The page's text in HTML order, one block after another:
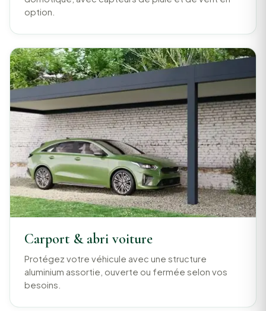
option.
Carport & abri voiture
Protégez votre véhicule avec une structure
aluminium assortie, ouverte ou fermée selon vos
besoins.